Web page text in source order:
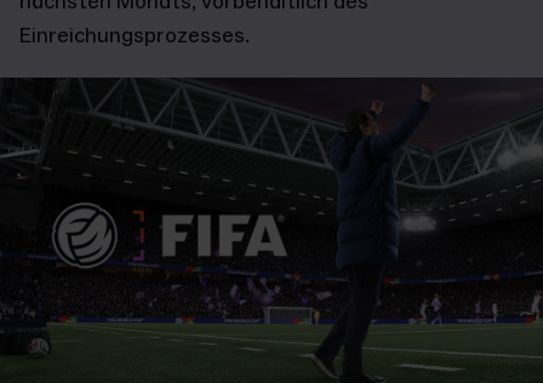
Einreichungsprozesses.